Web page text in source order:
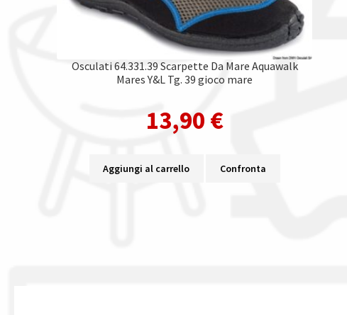
Osculati 64.331.39 Scarpette Da Mare Aquawalk
Mares Y&L Tg. 39 gioco mare
13,90 €
Aggiungi al carrello Confronta